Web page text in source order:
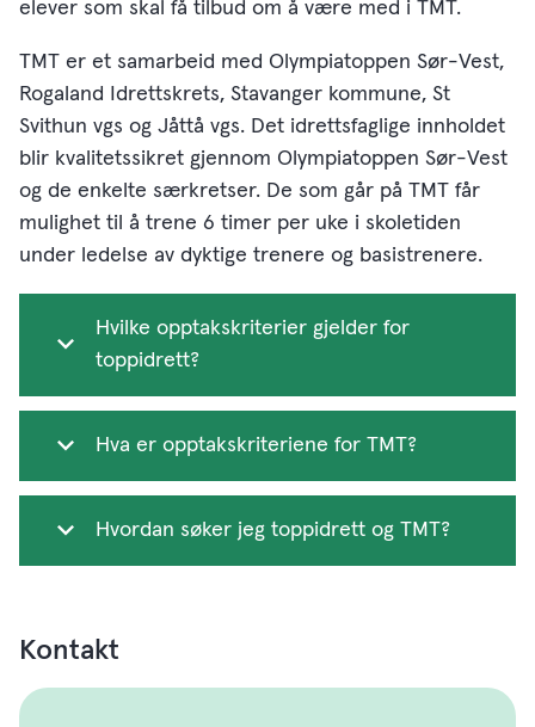
elever som skal få tilbud om å være med i TMT.
TMT er et samarbeid med Olympiatoppen Sør-Vest,
Rogaland Idrettskrets, Stavanger kommune, St
Svithun vgs og Jåttå vgs. Det idrettsfaglige innholdet
blir kvalitetssikret gjennom Olympiatoppen Sør-Vest
og de enkelte særkretser. De som går på TMT får
mulighet til å trene 6 timer per uke i skoletiden
under ledelse av dyktige trenere og basistrenere.
Hvilke opptakskriterier gjelder for
toppidrett?
Hva er opptakskriteriene for TMT?
Hvordan søker jeg toppidrett og TMT?
Kontakt